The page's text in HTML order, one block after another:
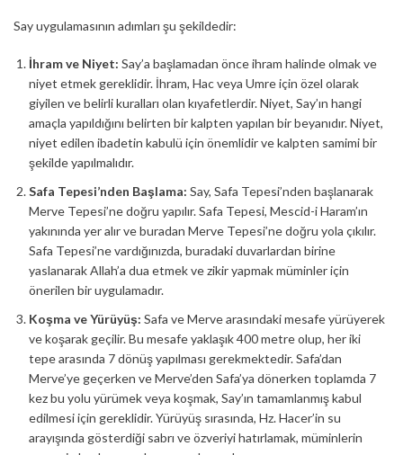
Say uygulamasının adımları şu şekildedir:
İhram ve Niyet: Say’a başlamadan önce ihram halinde olmak ve
niyet etmek gereklidir. İhram, Hac veya Umre için özel olarak
giyilen ve belirli kuralları olan kıyafetlerdir. Niyet, Say’ın hangi
amaçla yapıldığını belirten bir kalpten yapılan bir beyanıdır. Niyet,
niyet edilen ibadetin kabulü için önemlidir ve kalpten samimi bir
şekilde yapılmalıdır.
Safa Tepesi’nden Başlama: Say, Safa Tepesi’nden başlanarak
Merve Tepesi’ne doğru yapılır. Safa Tepesi, Mescid-i Haram’ın
yakınında yer alır ve buradan Merve Tepesi’ne doğru yola çıkılır.
Safa Tepesi’ne vardığınızda, buradaki duvarlardan birine
yaslanarak Allah’a dua etmek ve zikir yapmak müminler için
önerilen bir uygulamadır.
Koşma ve Yürüyüş: Safa ve Merve arasındaki mesafe yürüyerek
ve koşarak geçilir. Bu mesafe yaklaşık 400 metre olup, her iki
tepe arasında 7 dönüş yapılması gerekmektedir. Safa’dan
Merve’ye geçerken ve Merve’den Safa’ya dönerken toplamda 7
kez bu yolu yürümek veya koşmak, Say’ın tamamlanmış kabul
edilmesi için gereklidir. Yürüyüş sırasında, Hz. Hacer’in su
arayışında gösterdiği sabrı ve özveriyi hatırlamak, müminlerin